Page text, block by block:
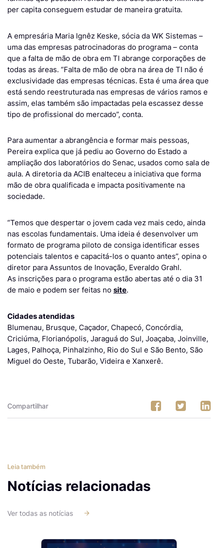
per capita conseguem estudar de maneira gratuita.
A empresária Maria Ignêz Keske, sócia da WK Sistemas –
uma das empresas patrocinadoras do programa – conta
que a falta de mão de obra em TI abrange corporações de
todas as áreas. “Falta de mão de obra na área de TI não é
exclusividade das empresas técnicas. Esta é uma área que
está sendo reestruturada nas empresas de vários ramos e
assim, elas também são impactadas pela escassez desse
tipo de profissional do mercado”, conta.
Para aumentar a abrangência e formar mais pessoas,
Pereira explica que já pediu ao Governo do Estado a
ampliação dos laboratórios do Senac, usados como sala de
aula. A diretoria da ACIB enalteceu a iniciativa que forma
mão de obra qualificada e impacta positivamente na
sociedade.
“Temos que despertar o jovem cada vez mais cedo, ainda
nas escolas fundamentais. Uma ideia é desenvolver um
formato de programa piloto de consiga identificar esses
potenciais talentos e capacitá-los o quanto antes”, opina o
diretor para Assuntos de Inovação, Everaldo Grahl.
As inscrições para o programa estão abertas até o dia 31
de maio e podem ser feitas no site.
Cidades atendidas
Blumenau, Brusque, Caçador, Chapecó, Concórdia,
Criciúma, Florianópolis, Jaraguá do Sul, Joaçaba, Joinville,
Lages, Palhoça, Pinhalzinho, Rio do Sul e São Bento, São
Miguel do Oeste, Tubarão, Videira e Xanxerê.
Compartilhar
Leia também
Notícias relacionadas
Ver todas as notícias